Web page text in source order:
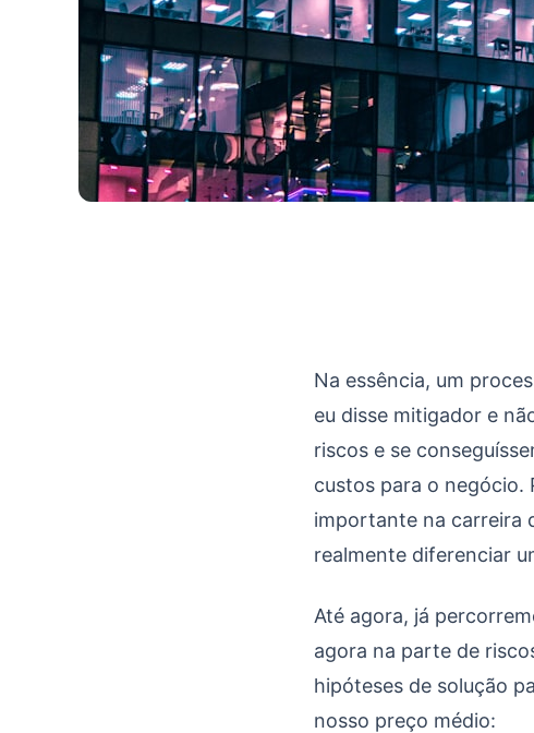
Como sair do 0 à um
Na essência, um
eu disse mitigador e
riscos e se
custos para o negócio.
importante na carreira
realmente diferenciar
Até agora, já
agora na parte de
hipóteses de solução
nosso preço médio: